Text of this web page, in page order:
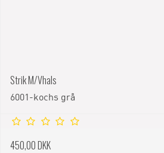
Strik M/Vhals
6001-kochs grå
450,00 DKK